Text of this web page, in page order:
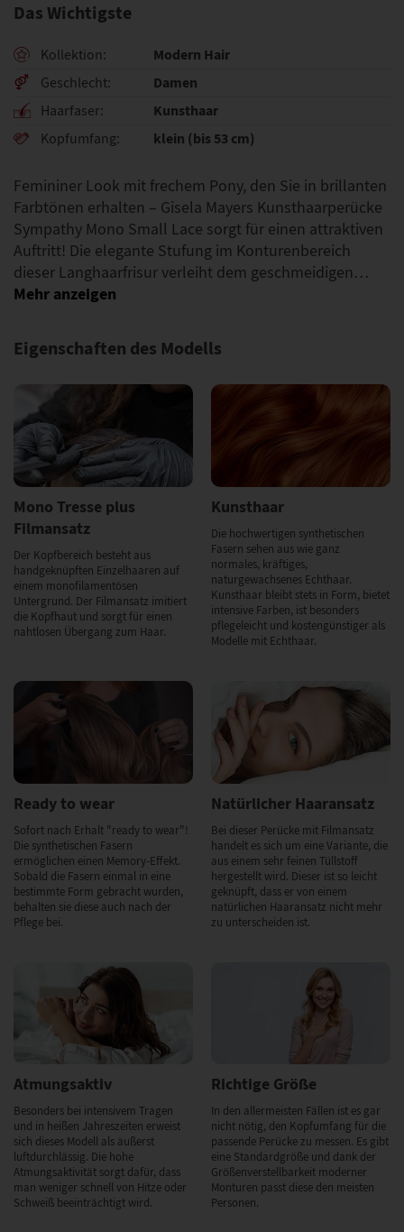
Das Wichtigste
Kollektion Modern Hair
Geschlecht Damen
Haarfaser Kunsthaar
Kopfumfang klein (bis 53 cm)
Femininer Look mit frechem Pony, den Sie in brillanten
Farbtönen erhalten – Gisela Mayers Kunsthaarperücke
Sympathy Mono Small Lace sorgt für einen attraktiven
Auftritt! Die elegante Stufung im Konturenbereich
dieser Langhaarfrisur verleiht dem geschmeidigen…
Eigenschaften des Modells
Mono Tresse plus
Filmansatz
Der Kopfbereich besteht aus
handgeknüpften Einzelhaaren auf
einem monofilamentösen
Untergrund. Der Filmansatz imitiert
die Kopfhaut und sorgt für einen
nahtlosen Übergang zum Haar.
Kunsthaar
Die hochwertigen synthetischen
Fasern sehen aus wie ganz
normales, kräftiges,
naturgewachsenes Echthaar.
Kunsthaar bleibt stets in Form, bietet
intensive Farben, ist besonders
pflegeleicht und kostengünstiger als
Modelle mit Echthaar.
Ready to wear
Sofort nach Erhalt "ready to wear"!
Die synthetischen Fasern
ermöglichen einen Memory-Effekt.
Sobald die Fasern einmal in eine
bestimmte Form gebracht wurden,
behalten sie diese auch nach der
Pflege bei.
Natürlicher Haaransatz
Bei dieser Perücke mit Filmansatz
handelt es sich um eine Variante, die
aus einem sehr feinen Tüllstoff
hergestellt wird. Dieser ist so leicht
geknüpft, dass er von einem
natürlichen Haaransatz nicht mehr
zu unterscheiden ist.
Atmungsaktiv
Besonders bei intensivem Tragen
und in heißen Jahreszeiten erweist
sich dieses Modell als äußerst
luftdurchlässig. Die hohe
Atmungsaktivität sorgt dafür, dass
man weniger schnell von Hitze oder
Schweiß beeinträchtigt wird.
Richtige Größe
In den allermeisten Fällen ist es gar
nicht nötig, den Kopfumfang für die
passende Perücke zu messen. Es gibt
eine Standardgröße und dank der
Größenverstellbarkeit moderner
Monturen passt diese den meisten
Personen.